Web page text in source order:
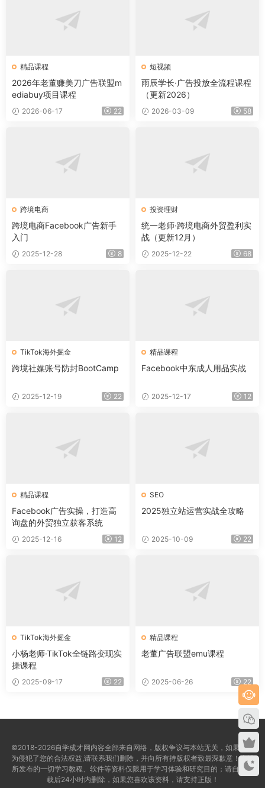
精品课程
2026年老董赚美刀广告联盟m
ediabuy项目课程
2026-06-17 22
短视频
雨辰学长·广告投放全流程课程
（更新2026）
2026-03-09 58
跨境电商
跨境电商Facebook广告新手
入门
2025-12-28 8
投资理财
统一老师·跨境电商外贸盈利实
战（更新12月）
2025-12-22 68
TikTok海外掘金
跨境社媒账号防封BootCamp
2025-12-19 22
精品课程
Facebook中东成人用品实战
2025-12-17 12
精品课程
Facebook广告实操，打造高
询盘的外贸独立获客系统
2025-12-16 12
SEO
2025独立站运营实战全攻略
2025-10-09 22
TikTok海外掘金
小杨老师·TikTok全链路变现实
操课程
2025-09-17 22
精品课程
老董广告联盟emu课程
2025-06-26 22
©2018-2026自学成才网内容全部来自网络，版权争议与本站无关，如果您认
为侵犯了您的合法权益,请联系我们删除，并向所有持版权者致最深歉意！本站
所发布的一切学习教程、软件等资料仅限用于学习体验和研究目的；请自觉下
载后24小时内删除，如果您喜欢该资料，请支持正版！